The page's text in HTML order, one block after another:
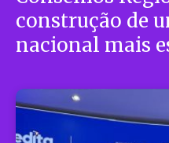
construção de
nacional mais